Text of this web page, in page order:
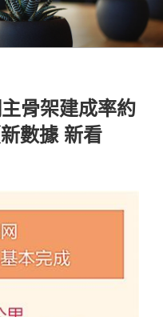
骨架建成率約
數據 新看